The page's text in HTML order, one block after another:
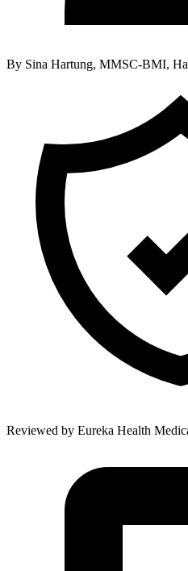
By Sina Hartung, MMSC-BMI,
Reviewed by Eureka Health